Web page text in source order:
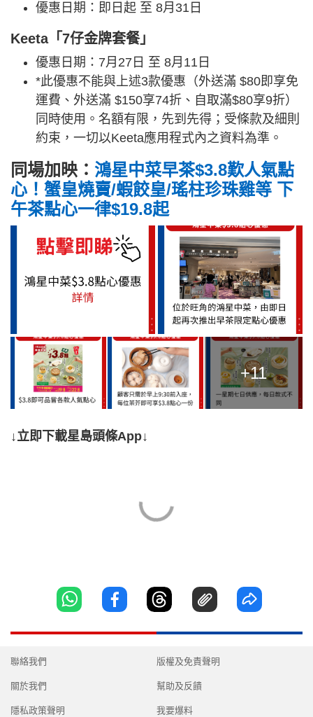
優惠日期：即日起 至 8月31日
Keeta「7仔金牌套餐」
優惠日期：7月27日 至 8月11日
*此優惠不能與上述3款優惠（外送滿 $80即享免
運費、外送滿 $150享74折、自取滿$80享9折）
同時使用。名額有限，先到先得；受條款及細則
約束，一切以Keeta應用程式內之資料為準。
同場加映： 鴻星中菜早茶$3.8歎人氣點
心！蟹皇燒賣/蝦餃皇/瑤柱珍珠雞等 下
午茶點心一律$19.8起
+11
↓立即下載星島頭條App↓
聯絡我們
關於我們
隱私政策聲明
版權及免責聲明
幫助及反饋
我要爆料